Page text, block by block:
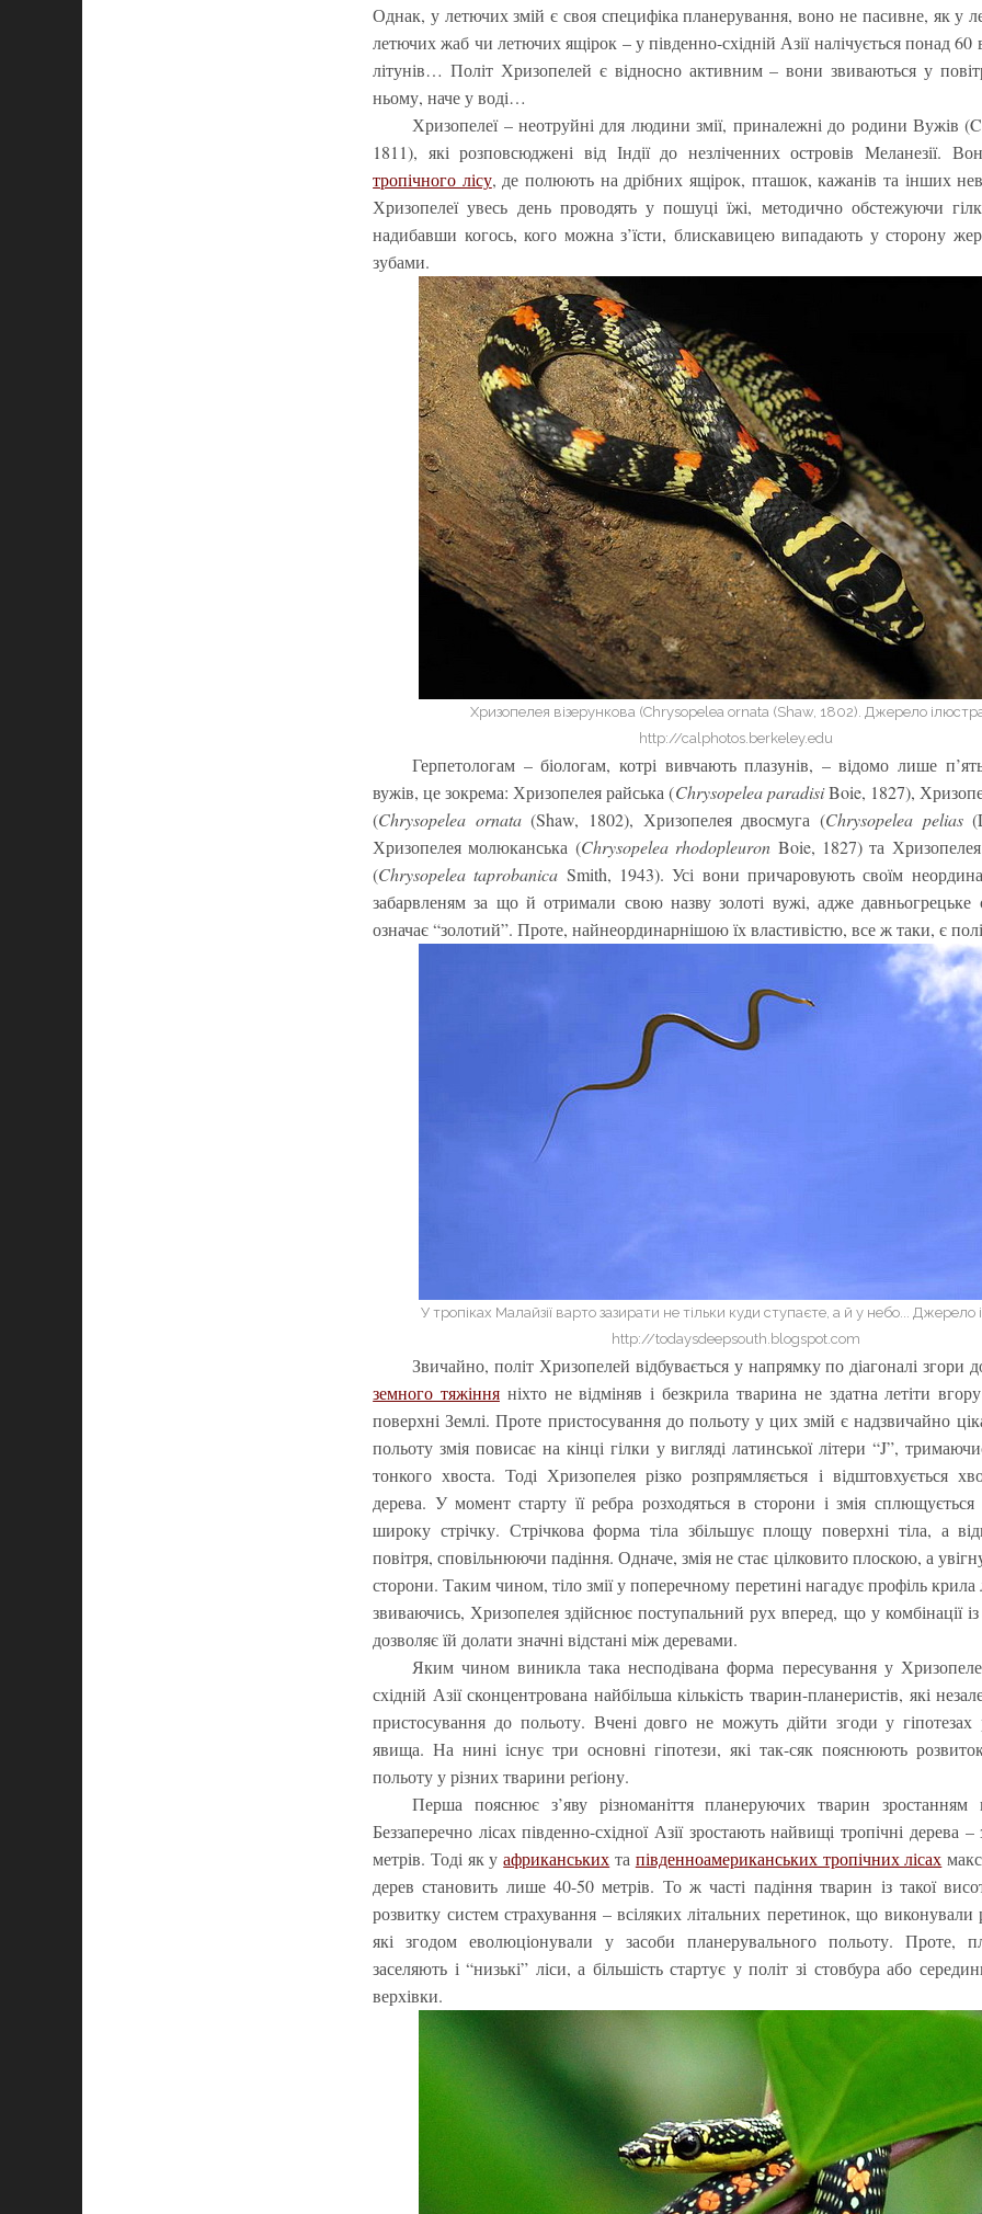
Однак, у летючих змій є своя специфіка планерування, воно не пасивне, як у
летючих жаб чи летючих ящірок – у південно-східній Азії налічується понад 60
літунів… Політ Хризопелей є відносно активним – вони звиваються у
ньому, наче у воді…
Хризопелеї – неотруйні для людини змії, приналежні до родини Вужів
1811), які розповсюджені від Індії до незліченних островів Меланезії.
тропічного лісу, де полюють на дрібних ящірок, пташок, кажанів та інших
Хризопелеї увесь день проводять у пошуці їжі, методично обстежуючи
надибавши когось, кого можна з’їсти, блискавицею випадають у сторону
зубами.
Хризопелея візерункова (Chrysopelea ornata (Shaw, 1802). Джерело
http://calphotos.berkeley.edu
Герпетологам – біологам, котрі вивчають плазунів, – відомо лише
вужів, це зокрема: Хризопелея райська (Chrysopelea paradisiBoie, 1827),
(Chrysopelea ornata(Shaw, 1802), Хризопелея двосмуга (Chrysopelea pelias
Хризопелея молюканська (Chrysopelea rhodopleuron Boie, 1827) та Хризопелея
(Chrysopelea taprobanica Smith, 1943). Усі вони причаровують своїм
забарвленям за що й отримали свою назву золоті вужі, адже давньогрецьке
означає “золотий”. Проте, найнеординарнішою їх властивістю, все ж таки, є
У тропіках Малайзії варто зазирати не тільки куди ступаєте, а й у небо... Джерело
http://todaysdeepsouth.blogspot.com
Звичайно, політ Хризопелей відбувається у напрямку по діагоналі згори
земного тяжінняніхто не відміняв і безкрила тварина не здатна летіти
поверхні Землі. Проте пристосування до польоту у цих змій є надзвичайно
польоту змія повисає на кінці гілки у вигляді латинської літери “J”,
тонкого хвоста. Тоді Хризопелея різко розпрямляється і відштовхується
дерева. У момент старту її ребра розходяться в сторони і змія
широку стрічку. Стрічкова форма тіла збільшує площу поверхні тіла, а
повітря, сповільнюючи падіння. Одначе, змія не стає цілковито плоскою, а
сторони. Таким чином, тіло змії у поперечному перетині нагадує профіль
звиваючись, Хризопелея здійснює поступальний рух вперед, що у комбінації
дозволяє їй долати значні відстані між деревами.
Яким чином виникла така несподівана форма пересування у
східній Азії сконцентрована найбільша кількість тварин-планеристів, які
пристосування до польоту. Вчені довго не можуть дійти згоди у гіпотезах
явища. На нині існує три основні гіпотези, які так-сяк пояснюють
польоту у різних тварини реґіону.
Перша пояснює з’яву різноманіття планеруючих тварин зростанням
Беззаперечно лісах південно-східної Азії зростають найвищі тропічні дерева
метрів. Тоді як уафриканських та південноамериканських тропічних лісах
дерев становить лише 40-50 метрів. То ж часті падіння тварин із такої
розвитку систем страхування – всіляких літальних перетинок, що виконували
які згодом еволюціонували у засоби планерувального польоту. Проте,
заселяють і “низькі” ліси, а більшість стартує у політ зі стовбура або
верхівки.